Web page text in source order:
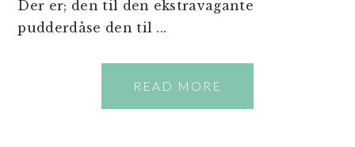
Der er; den til den ekstravagante
pudderdåse den til ...
READ MORE